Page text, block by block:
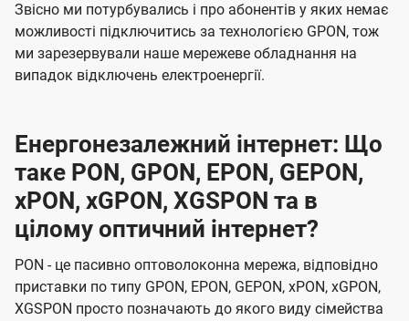
Звісно ми потурбувались і про абонентів у яких немає
можливості підключитись за технологією GPON, тож
ми зарезервували наше мережеве обладнання на
випадок відключень електроенергії.
Енергонезалежний інтернет: Що
таке PON, GPON, EPON, GEPON,
xPON, xGPON, XGSPON та в
цілому оптичний інтернет?
PON - це пасивно оптоволоконна мережа, відповідно
приставки по типу GPON, EPON, GEPON, xPON, xGPON,
XGSPON просто позначають до якого виду сімейства